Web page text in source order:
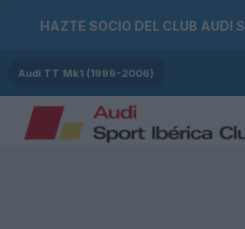
HAZTE SOCIO DEL CLUB AUDI
Audi TT Mk1 (1999-2006)